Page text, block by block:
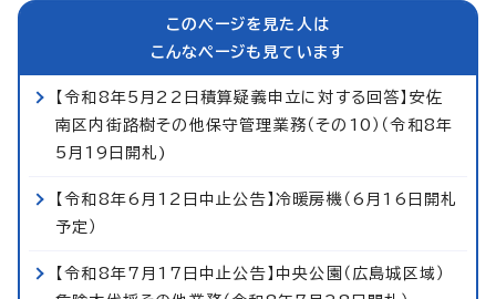
このページを見た人は
こんなページも見ています
【令和8年5月22日積算疑義申立に対する回答】安佐
南区内街路樹その他保守管理業務（その10）（令和8年
5月19日開札)
【令和8年6月12日中止公告】冷暖房機（6月16日開札
予定）
【令和8年7月17日中止公告】中央公園（広島城区域）